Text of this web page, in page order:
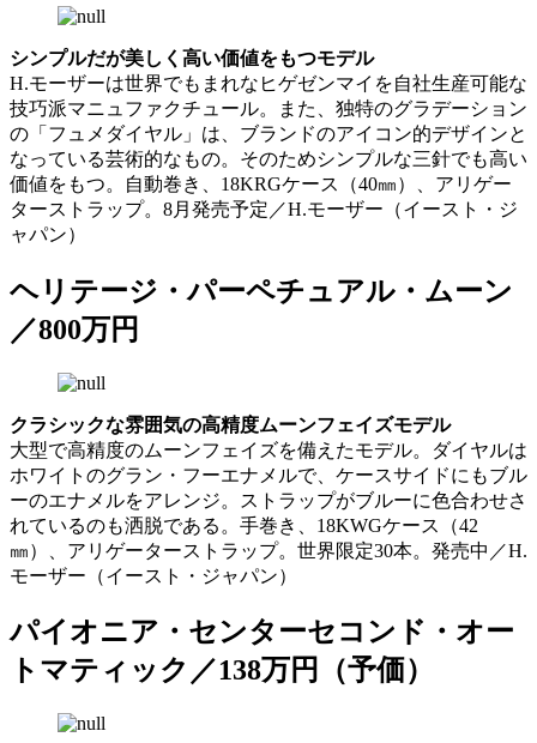
シンプルだが美しく高い価値をもつモデル
H.モーザーは世界でもまれなヒゲゼンマイを自社生産可能な
技巧派マニュファクチュール。また、独特のグラデーション
の「フュメダイヤル」は、ブランドのアイコン的デザインと
なっている芸術的なもの。そのためシンプルな三針でも高い
価値をもつ。自動巻き、18KRGケース（40㎜）、アリゲー
ターストラップ。8月発売予定／H.モーザー（イースト・ジ
ャパン）
ヘリテージ・パーペチュアル・ムーン
／800万円
クラシックな雰囲気の高精度ムーンフェイズモデル
大型で高精度のムーンフェイズを備えたモデル。ダイヤルは
ホワイトのグラン・フーエナメルで、ケースサイドにもブル
ーのエナメルをアレンジ。ストラップがブルーに色合わせさ
れているのも洒脱である。手巻き、18KWGケース（42
㎜）、アリゲーターストラップ。世界限定30本。発売中／H.
モーザー（イースト・ジャパン）
パイオニア・センターセコンド・オー
トマティック／138万円（予価）